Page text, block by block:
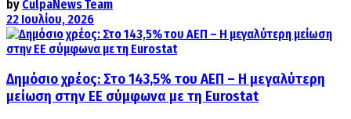
by CulpaNews Team
22 Ιουλίου, 2026
Δημόσιο χρέος: Στο 143,5% του ΑΕΠ – Η μεγαλύτερη
μείωση στην ΕΕ σύμφωνα με τη Eurostat